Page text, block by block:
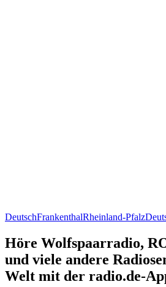
DeutschFrankenthalRheinland-Pfalz
Höre Wolfspaarradio,
und viele andere
Welt mit der radio.de-